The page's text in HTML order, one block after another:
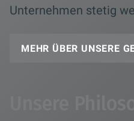
Unternehmen stetig
MEHR ÜBER UNSERE